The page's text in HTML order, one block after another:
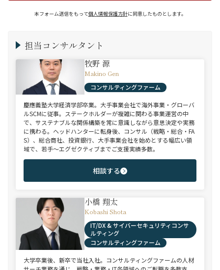
本フォーム送信をもって個人情報保護方針に同意したものとします。
担当コンサルタント
牧野 源
Makino Gen
コンサルティングファーム
慶應義塾大学経済学部卒業。大手事業会社で海外事業・グローバ
ルSCMに従事。ステークホルダーが複雑に関わる事業運営の中
で、サステナブルな関係構築を常に意識しながら意思決定や実務
に携わる。ヘッドハンターに転身後、コンサル（戦略・総合・FA
S）、総合商社、投資銀行、大手事業会社を始めとする幅広い領
域で、若手～エグゼクティブまでご支援実績多数。
相談する
小橋 翔太
Kobashi Shota
IT/DX & サイバーセキュリティコンサ
ルティング
コンサルティングファーム
大学卒業後、新卒で当社入社。コンサルティングファームの人材